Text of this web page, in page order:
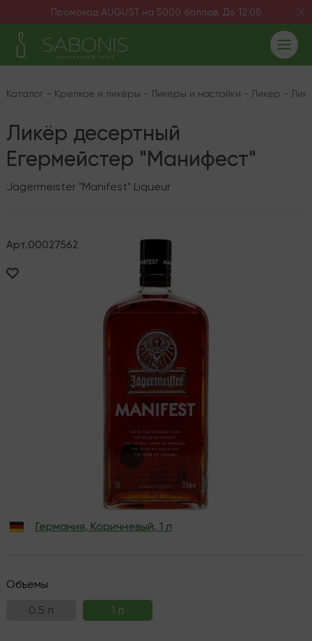
Промокод AUGUST на 5000 баллов. До 12.08
Каталог - Крепкое и ликёры - Ликёры и настойки - Ликёр -
Ликёр десертный
Егермейстер "Манифест"
Jagermeister "Manifest" Liqueur
Арт.00027562
Германия, Коричневый, 1 л
Объемы
0.5 л
1 л